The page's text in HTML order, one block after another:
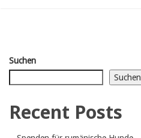
Suchen
Suchen
Recent Posts